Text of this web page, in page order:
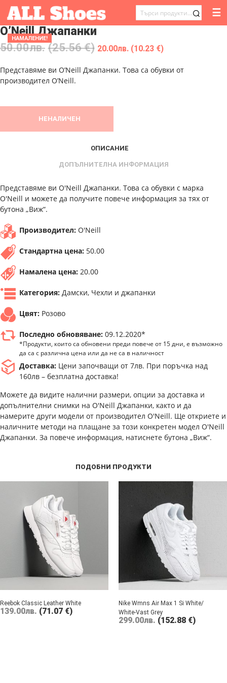
ТЪРСЕНЕ
☰
НАМАЛЕНИЕ!
O’Neill Джапанки
50.00лв. (25.56 €) 20.00лв. (10.23 €)
Представяме ви O’Neill Джапанки. Това са обувки от
производител O’Neill.
НЕНАЛИЧЕН
ОПИСАНИЕ
ДОПЪЛНИТЕЛНА ИНФОРМАЦИЯ
Представяме ви O'Neill Джапанки. Това са обувки с марка
O'Neill и можете да получите повече информация за тях от
бутона „Виж“.
Производител: O'Neill
Стандартна цена: 50.00
Намалена цена: 20.00
Категория: Дамски, Чехли и джапанки
Цвят: Розово
Последно обновяване: 09.12.2020*
*Продукти, които са обновени преди повече от 15 дни, е възможно
да са с различна цена или да не са в наличност
Доставка: Цени започващи от 7лв. При поръчка над
160лв – безплатна доставка!
Можете да видите налични размери, опции за доставка и
допълнителни снимки на O'Neill Джапанки, както и да
намерите други модели от производител O'Neill. Ще откриете и
наличните методи на плащане за този конкретен модел O'Neill
Джапанки. За повече информация, натиснете бутона „Виж“.
ПОДОБНИ ПРОДУКТИ
Reebok Classic Leather White
139.00лв. (71.07 €)
Nike Wmns Air Max 1 Si White/
White-Vast Grey
299.00лв. (152.88 €)